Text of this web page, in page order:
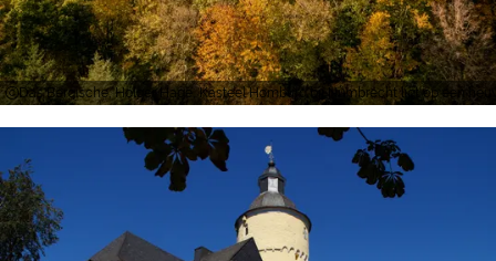
Das Bergische, Holger Hage, Kasteel Homburg bij Nümbrecht ligt op een